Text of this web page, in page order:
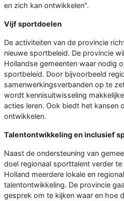
en zich kan ontwikkelen".
Vijf sportdoelen
De activiteiten van de provincie
nieuwe sportbeleid. De provincie
Hollandse gemeenten waar nodig
sportbeleid. Door bijvoorbeeld
samenwerkingsverbanden op te
wordt kennisuitwisseling
acties leren. Ook biedt het kansen
ontwikkelen.
Talentontwikkeling en inclusief
Naast de ondersteuning van
doel regionaal sporttalent verder
Holland meerdere lokale en
talentontwikkeling. De provincie
gesprek om te kijken waar en hoe